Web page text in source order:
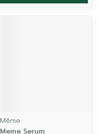
Même
Meme Serum